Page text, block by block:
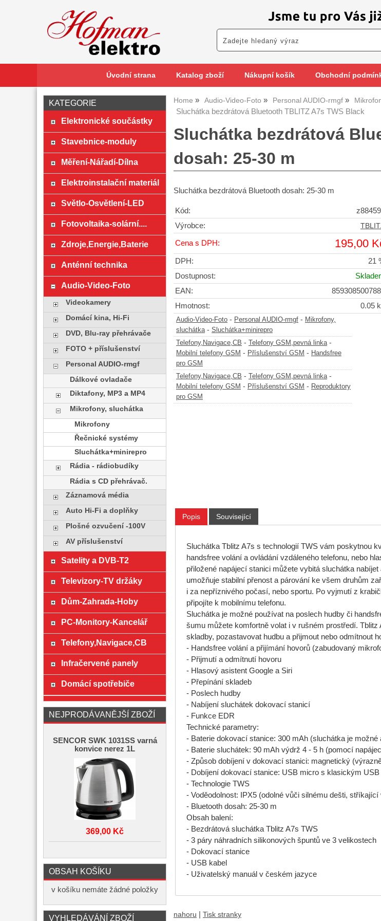
Úvodní strana Katalog zboží Nákupní košík Obchodní
Home Audio-Video-Foto Personal AUDIO-rmgf
Sluchátka bezdrátová Bluetooth TBLITZ A7s TWS Black
Sluchátka bezdrátová
dosah: 25-30 m
Sluchátka bezdrátová Bluetooth dosah: 25-30 m
Kód:
Výrobce:
Cena s DPH: 195,00
DPH:
21
Dostupnost:
EAN:
Hmotnost:
0.05
Audio-Video-Foto - Personal AUDIO-rmgf - Mikrofony,
sluchátka- Sluchátka+minirepro
Telefony,Navigace,CB - Telefony GSM,pevná linka-
Mobilní telefony GSM - Příslušenství GSM - Handsfree
pro GSM
Telefony,Navigace,CB - Telefony GSM,pevná linka-
Mobilní telefony GSM - Příslušenství GSM - Reproduktory
pro GSM
Popis Související
Sluchátka Tblitz A7s s technologií TWS vám poskytnou
handsfree volání a ovládání vzdáleného telefonu, nebo
přiložené napájecí stanici můžete vybitá sluchátka
umožňuje stabilní přenost a párování ke všem druhům
i za nepříznivého počasí, nebo sportu. Po vyjmutí z
připojíte k mobilnímu telefonu.
Sluchátka je možné používat na poslech hudby či
šumu můžete komfortně volat i v rušném prostředí.
skladby, pozastavovat hudbu a přijmout nebo odmítnout
- Handsfree volání a přijímání hovorů (zabudovaný
- Přijmutí a odmítnutí hovoru
- Hlasový asistent Google a Siri
- Přepínání skladeb
- Poslech hudby
- Nabíjení sluchátek dokovací stanicí
- Funkce EDR
Technické parametry:
- Baterie dokovací stanice: 300 mAh (sluchátka je
- Baterie sluchátek: 90 mAh výdrž 4 - 5 h (pomocí
- Způsob dobíjení v dokovací stanici: magnetický
- Dobíjení dokovací stanice: USB micro s klasickým
- Technologie TWS
- Voděodolnost: IPX5 (odolné vůči silnému dešti, stříkající
- Bluetooth dosah: 25-30 m
Obsah balení:
- Bezdrátová sluchátka Tblitz A7s TWS
- 3 páry náhradních silikonových špuntů ve 3 velikostech
- Dokovací stanice
- USB kabel
- Uživatelský manuál v českém jazyce
nahoru Tisk stranky
KATEGORIE
Elektronické součástky
Stavebnice-moduly
Měření-Nářadí-Dílna
Elektroinstalační materiál
Světlo-Osvětlení-LED
Fotovoltaika-solární....
Zdroje,Energie,Baterie
Anténní technika
Audio-Video-Foto
Videokamery
Domácí kina, Hi-Fi
DVD, Blu-ray přehrávače
FOTO + příslušenství
Personal AUDIO-rmgf
Dálkové ovladače
Diktafony, MP3 a MP4
Mikrofony, sluchátka
Mikrofony
Řečnické systémy
Sluchátka+minirepro
Rádia - rádiobudíky
Rádia s CD přehrávač.
Záznamová média
Auto Hi-Fi a doplňky
Plošné ozvučení -100V
AV příslušenství
Satelity a DVB-T2
Televizory-TV držáky
Dům-Zahrada-Hoby
PC-Monitory-Kancelář
Telefony,Navigace,CB
Infračervené panely
Domácí spotřebiče
NEJPRODÁVANĚJŠÍ ZBOŽÍ
SENCOR SWK 1031SS varná
konvice nerez 1L
369,00 Kč
OBSAH KOŠÍKU
v košíku nemáte žádné položky
VYHLEDÁVÁNÍ ZBOŽÍ